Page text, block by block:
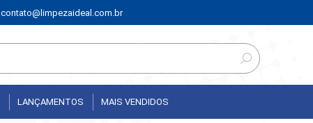
contato@limpezaideal.com.br
LANÇAMENTOS MAIS VENDIDOS